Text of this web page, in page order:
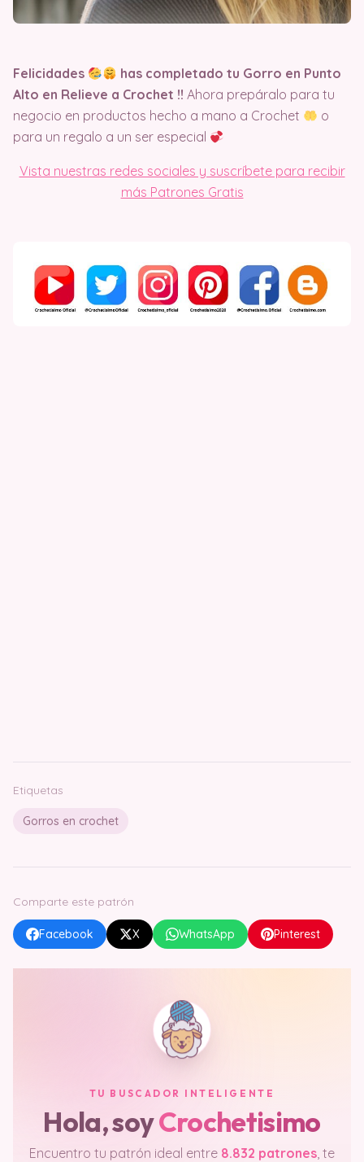
Felicidades
has completado tu Gorro en Punto
Alto en Relieve a Crochet !! Ahora prepáralo para tu
negocio en productos hecho a mano a Crochet
o
para un regalo a un ser especial
Vista nuestras redes sociales y suscríbete para recibir
más Patrones Gratis
Etiquetas
Gorros en crochet
Comparte este patrón
Facebook X WhatsApp Pinterest
TU BUSCADOR INTELIGENTE
Hola, soyCrochetisimo
Encuentro tu patrón ideal entre 8.832 patrones , te